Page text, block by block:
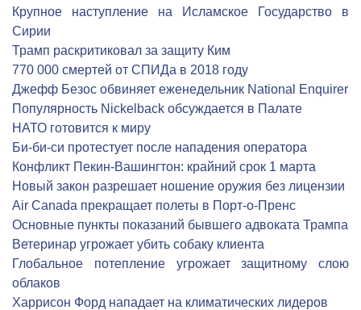
Крупное наступление на Исламское Государство в
Сирии
Трамп раскритиковал за защиту Ким
770 000 смертей от СПИДа в 2018 году
Джефф Безос обвиняет еженедельник National Enquirer
Популярность Nickelback обсуждается в Палате
НАТО готовится к миру
Би-би-си протестует после нападения оператора
Конфликт Пекин-Вашингтон: крайний срок 1 марта
Новый закон разрешает ношение оружия без лицензии
Air Canada прекращает полеты в Порт-о-Пренс
Основные пункты показаний бывшего адвоката Трампа
Ветеринар угрожает убить собаку клиента
Глобальное потепление угрожает защитному слою
облаков
Харрисон Форд нападает на климатических лидеров